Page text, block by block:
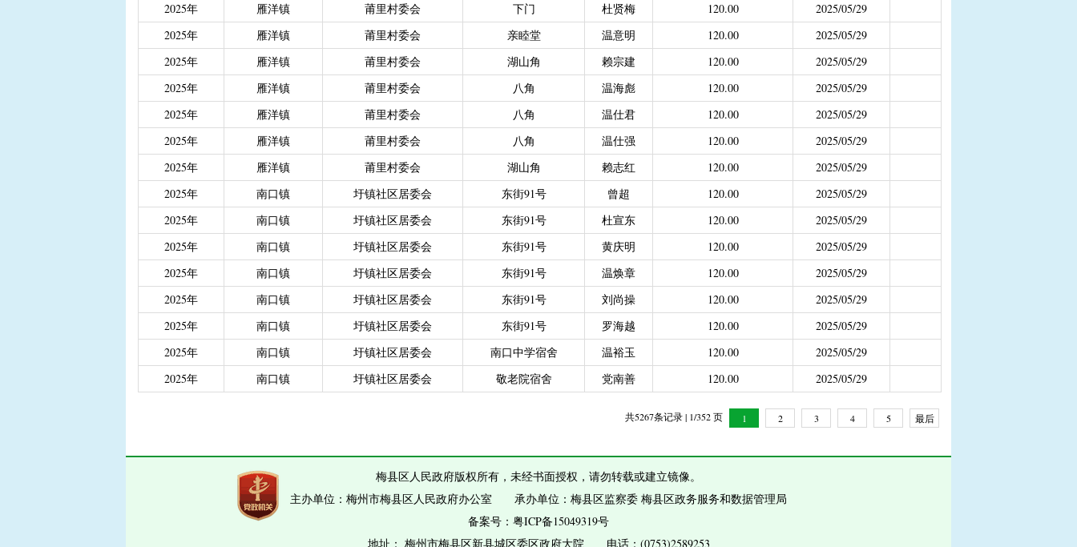
城镇独生子女父母计划生育奖励 |
农村计划生育节育奖励（农村纯生二女结扎户奖励（2013年至2020年按季度公开））
义务教育阶段家庭经济困难学生生活费补助 普通高中国家助学金
中等职业学校国家助学金
普通高中建档立卡和非建档立卡免学杂费补助
建档立卡学生免学费补助（2019至2021年，已结束）
高中残疾学生免学杂费补助（合并到“普通高中建档立卡和非建档立卡免学杂费补助”）
中等职业学校学生免学费补助
| 学前教育资助 | 建档立卡学生生活费（2016年至2021年，已结束） | 大中型水库移民后期扶持资金
| 城乡居民保险养老金 | 农村危房改造 | 基本农田保护经济补偿 | 残疾人自主创业就业
| 重度残疾人护理补贴（2013年至2016年，已移至民政局） | 重度残疾人医疗保险
南粤扶残助学工程（高等教育阶段残疾学生补贴）
低保残疾人生活津贴（2013年至2016年，已移至民政局）
重度残疾人、精神和智力残疾人缴纳城乡居民基本养老保险费
广东省贫困归侨扶贫救助专项补助
城乡居民医保大病保险 | 城乡居民医保零星报销 | 困难群众医疗救助
城乡居民医保大病保险（2021年4月之前社保局公开的数据）
城乡居民医保零星报销（2021年4月之前社保局公开的数据）
省级生态公益林效益补偿专项资金
2025年 雁洋镇 莆里村委会 下门 杜贤梅 120.00
2025/05/29
2025年
雁洋镇 莆里村委会 亲睦堂 温意明 120.00
2025/05/29
2025年
雁洋镇 莆里村委会 湖山角 赖宗建 120.00
2025/05/29
2025年
雁洋镇 莆里村委会 八角 温海彪 120.00
2025/05/29
2025年
雁洋镇 莆里村委会 八角 温仕君 120.00
2025/05/29
2025年
雁洋镇 莆里村委会 八角 温仕强 120.00
2025/05/29
2025年
雁洋镇 莆里村委会 湖山角 赖志红 120.00
2025/05/29
2025年
南口镇 圩镇社区居委会 东街91号 曾超 120.00
2025/05/29
2025年
南口镇 圩镇社区居委会 东街91号 杜宣东 120.00
2025/05/29
2025年
南口镇 圩镇社区居委会 东街91号 黄庆明 120.00
2025/05/29
2025年
南口镇 圩镇社区居委会 东街91号 温焕章 120.00
2025/05/29
2025年
南口镇 圩镇社区居委会 东街91号 刘尚操 120.00
2025/05/29
2025年
南口镇 圩镇社区居委会 东街91号 罗海越 120.00
2025/05/29
2025年
南口镇 圩镇社区居委会 南口中学宿舍 温裕玉 120.00
2025/05/29
2025年
南口镇 圩镇社区居委会 敬老院宿舍 党南善 120.00 2025/05/29
共5267条记录 | 1/352 页 1 2 3 4 5
最后
梅县区人民政府版权所有，未经书面授权，请勿转载或建立镜像。
主办单位：梅州市梅县区人民政府办公室 承办单位：梅县区监察委 梅县区政务服务和数据管理局
备案号： 粤ICP备15049319号
地址： 梅州市梅县区新县城区委区政府大院 电话：(0753)2589253